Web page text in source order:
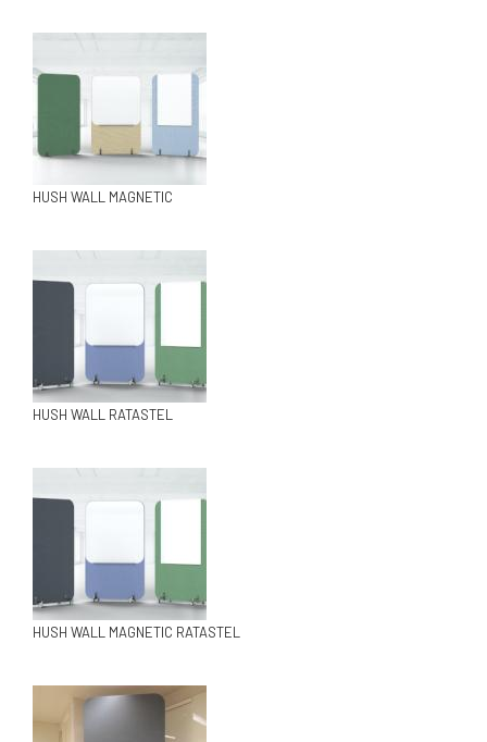
HUSH WALL MAGNETIC
HUSH WALL RATASTEL
HUSH WALL MAGNETIC RATASTEL